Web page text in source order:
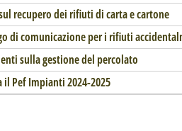
recupero dei rifiuti di carta e cartone
di comunicazione per i rifiuti
sulla gestione del percolato
Pef Impianti 2024-2025